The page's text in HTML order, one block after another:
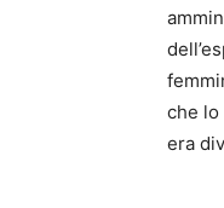
che lo
era